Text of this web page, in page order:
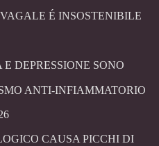
É INSOSTENIBILE
DEPRESSIONE SONO
ANTI-INFIAMMATORIO
CAUSA PICCHI DI